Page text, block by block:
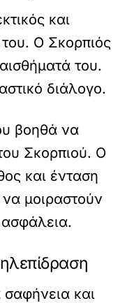
και
του. Ο Σκορπιός
του.
διάλογο.
βοηθά να
Σκορπιού. Ο
και ένταση
μοιραστούν
και